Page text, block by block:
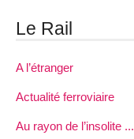
Le Rail
A l’étranger
Actualité ferroviaire
Au rayon de l’insolite ...